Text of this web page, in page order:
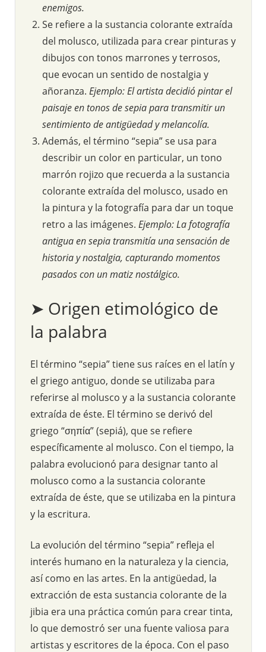
enemigos.
Se refiere a la sustancia colorante extraída
del molusco, utilizada para crear pinturas y
dibujos con tonos marrones y terrosos,
que evocan un sentido de nostalgia y
añoranza. Ejemplo: El artista decidió pintar el
paisaje en tonos de sepia para transmitir un
sentimiento de antigüedad y melancolía.
Además, el término “sepia” se usa para
describir un color en particular, un tono
marrón rojizo que recuerda a la sustancia
colorante extraída del molusco, usado en
la pintura y la fotografía para dar un toque
retro a las imágenes. Ejemplo: La fotografía
antigua en sepia transmitía una sensación de
historia y nostalgia, capturando momentos
pasados con un matiz nostálgico.
➤ Origen etimológico de
la palabra
El término “sepia” tiene sus raíces en el latín y
el griego antiguo, donde se utilizaba para
referirse al molusco y a la sustancia colorante
extraída de éste. El término se derivó del
griego “σηπία” (sepiá), que se refiere
específicamente al molusco. Con el tiempo, la
palabra evolucionó para designar tanto al
molusco como a la sustancia colorante
extraída de éste, que se utilizaba en la pintura
y la escritura.
La evolución del término “sepia” refleja el
interés humano en la naturaleza y la ciencia,
así como en las artes. En la antigüedad, la
extracción de esta sustancia colorante de la
jibia era una práctica común para crear tinta,
lo que demostró ser una fuente valiosa para
artistas y escritores de la época. Con el paso